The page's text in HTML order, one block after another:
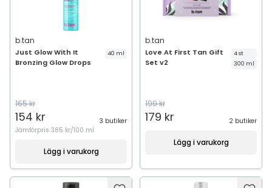
b.tan
Just Glow With It
Bronzing Glow Drops
40 ml
165 kr
154 kr
3 butiker
Jämförpris 385 kr/100 ml
Lägg i varukorg
b.tan
Love At First Tan Gift
Set v2
4 st
300 ml
199 kr
179 kr 2 butiker
Lägg i varukorg